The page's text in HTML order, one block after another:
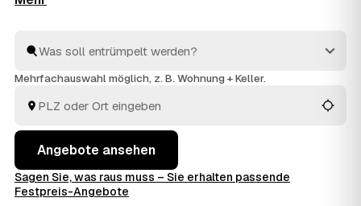
einzelnen Raum bis zur kompletten
Haushaltsauflösungwird alles fachgerecht ausgeräumt
Blick.
Mehrfachauswahl möglich, z. B. Wohnung + Keller.
Angebote ansehen
Sagen Sie, was raus muss – Sie erhalten passende
Festpreis-Angebote